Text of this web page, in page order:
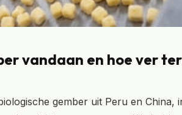
vandaan en hoe ver
gember uit Peru en China,